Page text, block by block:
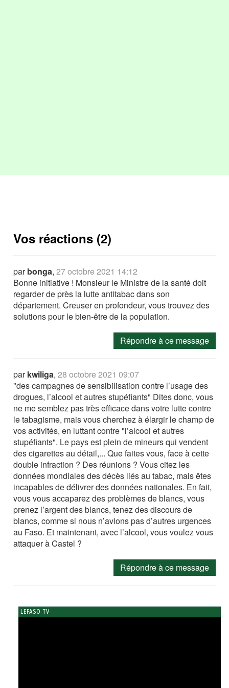
Vos réactions (2)
parbonga,27 octobre 2021 14:12
Bonne initiative ! Monsieur le Ministre de la santé doit
regarder de près la lutte antitabac dans son
département. Creuser en profondeur, vous trouvez des
solutions pour le bien-être de la population.
Répondre à ce message
parkwiliga,28 octobre 2021 09:07
"des campagnes de sensibilisation contre l’usage des
drogues, l’alcool et autres stupéfiants" Dites donc, vous
ne me semblez pas très efficace dans votre lutte contre
le tabagisme, mais vous cherchez à élargir le champ de
vos activités, en luttant contre "l’alcool et autres
stupéfiants". Le pays est plein de mineurs qui vendent
des cigarettes au détail,... Que faites vous, face à cette
double infraction ? Des réunions ? Vous citez les
données mondiales des décès liés au tabac, mais êtes
incapables de délivrer des données nationales. En fait,
vous vous accaparez des problèmes de blancs, vous
prenez l’argent des blancs, tenez des discours de
blancs, comme si nous n’avions pas d’autres urgences
au Faso. Et maintenant, avec l’alcool, vous voulez vous
attaquer à Castel ?
Répondre à ce message
LEFASO TV